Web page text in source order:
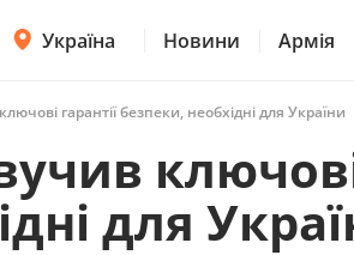
Україна Новини Армія
гарантії безпеки, необхідні для України
ключові
для